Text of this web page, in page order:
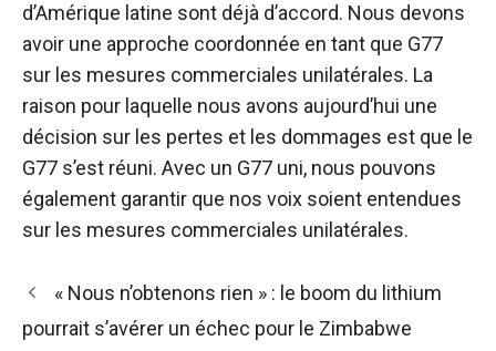
d’Amérique latine sont déjà d’accord. Nous devons
avoir une approche coordonnée en tant que G77
sur les mesures commerciales unilatérales. La
raison pour laquelle nous avons aujourd’hui une
décision sur les pertes et les dommages est que le
G77 s’est réuni. Avec un G77 uni, nous pouvons
également garantir que nos voix soient entendues
sur les mesures commerciales unilatérales.
Navigation
des
« Nous n’obtenons rien » : le boom du lithium
pourrait s’avérer un échec pour le Zimbabwe